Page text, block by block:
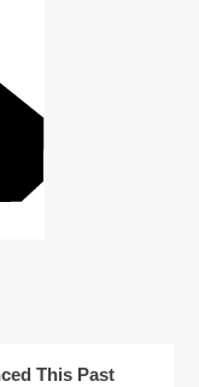
This Past